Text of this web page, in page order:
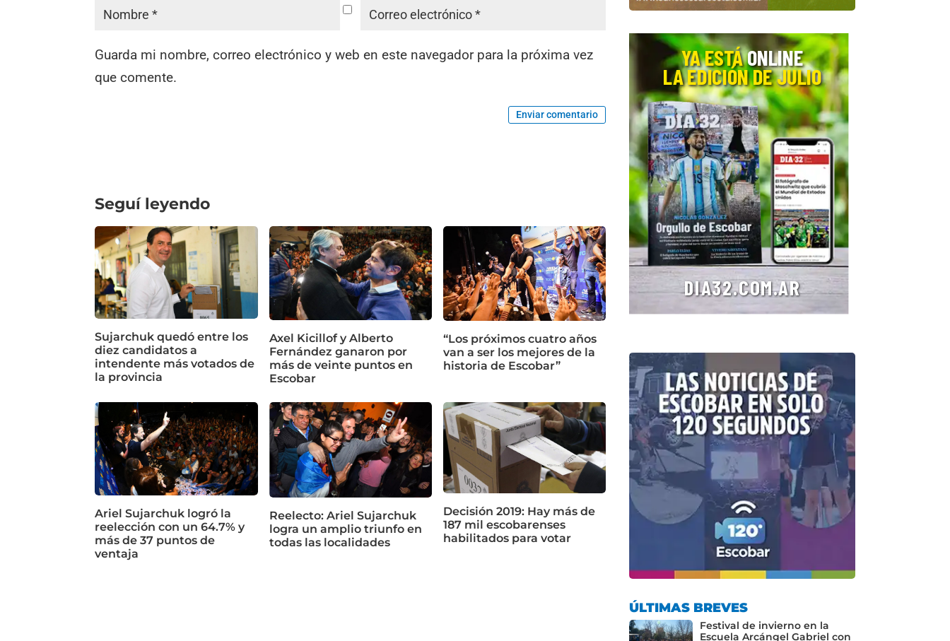
Guarda mi nombre, correo electrónico y web en este navegador para la próxima vez
que comente.
Enviar comentario
Seguí leyendo
Sujarchuk quedó entre los
diez candidatos a
intendente más votados de
la provincia
Axel Kicillof y Alberto
Fernández ganaron por
más de veinte puntos en
Escobar
“Los próximos cuatro años
van a ser los mejores de la
historia de Escobar”
Ariel Sujarchuk logró la
reelección con un 64.7% y
más de 37 puntos de
ventaja
Reelecto: Ariel Sujarchuk
logra un amplio triunfo en
todas las localidades
Decisión 2019: Hay más de
187 mil escobarenses
habilitados para votar
ÚLTIMAS BREVES
Festival de invierno en la
Escuela Arcángel Gabriel con